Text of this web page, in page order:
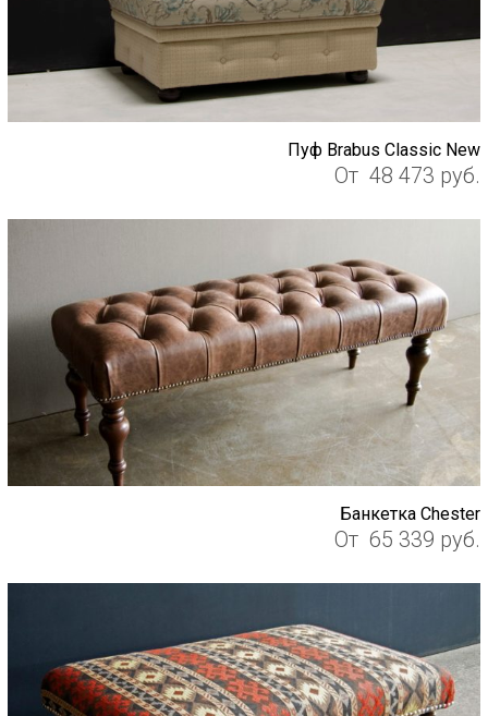
Пуф Brabus Classic New
От 48 473 руб.
Банкетка Chester
От 65 339 руб.